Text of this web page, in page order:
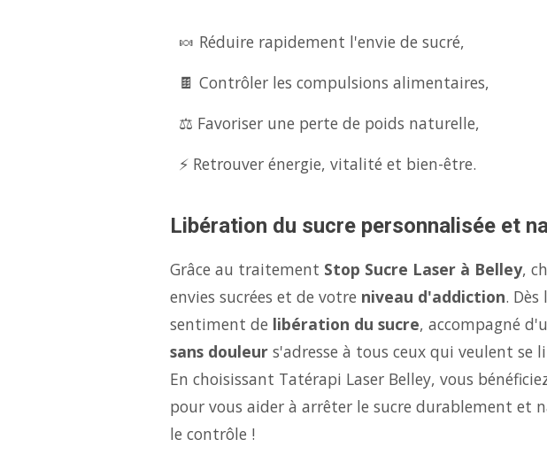
🍬 Réduire rapidement l'envie de sucré,
🍫 Contrôler les compulsions alimentaires,
⚖️ Favoriser une perte de poids naturelle,
⚡ Retrouver énergie, vitalité et bien-être.
Libération du sucre personnalisée et
Grâce au traitement Stop Sucre Laser à Belley,
envies sucrées et de votre niveau d'addiction.
sentiment de libération du sucre, accompagné
sans douleur s'adresse à tous ceux qui veulent se
En choisissant Tatérapi Laser Belley, vous
pour vous aider à arrêter le sucre durablement et
le contrôle !